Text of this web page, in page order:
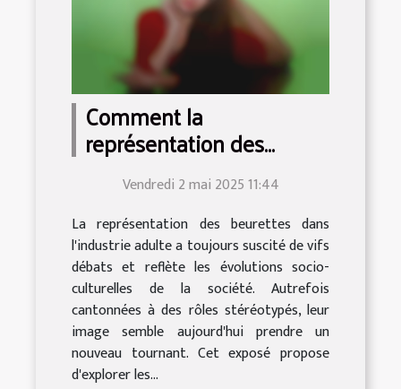
Comment la
représentation des
beurettes a évolué dans
l'industrie adulte
Vendredi 2 mai 2025 11:44
La représentation des beurettes dans
l'industrie adulte a toujours suscité de vifs
débats et reflète les évolutions socio-
culturelles de la société. Autrefois
cantonnées à des rôles stéréotypés, leur
image semble aujourd'hui prendre un
nouveau tournant. Cet exposé propose
d'explorer les...